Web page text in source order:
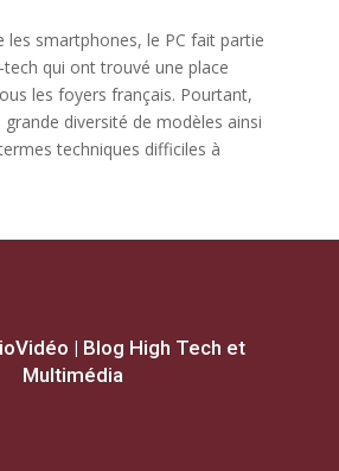
les smartphones, le PC fait partie
tech qui ont trouvé une place
les foyers français. Pourtant,
diversité de modèles ainsi
techniques difficiles à
| Blog High Tech et
Multimédia